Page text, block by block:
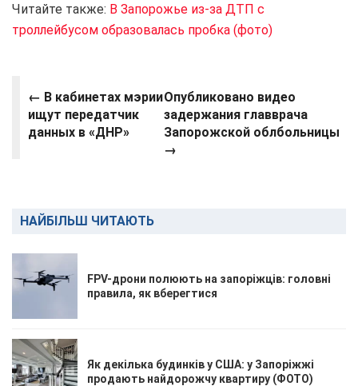
Читайте также: В Запорожье из-за ДТП с
троллейбусом образовалась пробка (фото)
← В кабинетах мэрии
ищут передатчик
данных в «ДНР»
Опубликовано видео
задержания главврача
Запорожской облбольницы
→
НАЙБІЛЬШ ЧИТАЮТЬ
FPV-дрони полюють на запоріжців: головні
правила, як вберегтися
Як декілька будинків у США: у Запоріжжі
продають найдорожчу квартиру (ФОТО)